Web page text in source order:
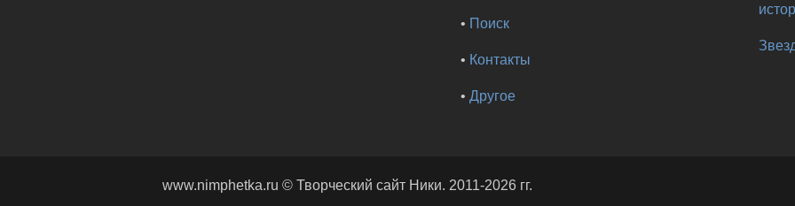
• Поиск
• Контакты
• Другое
www.nimphetka.ru © Творческий сайт Ники. 2011-2026 гг.